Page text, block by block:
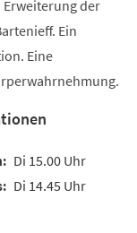
Erweiterung der
Ein
Eine
Di 15.00 Uhr
Di 14.45 Uhr